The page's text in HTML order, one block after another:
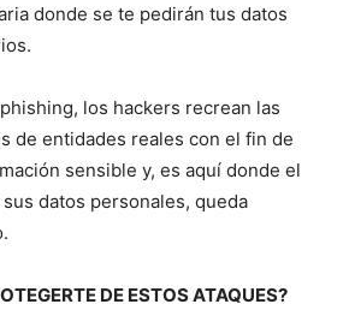
donde se te pedirán tus datos
los hackers recrean las
de entidades reales con el fin de
sensible y, es aquí donde el
datos personales, queda
DE ESTOS ATAQUES?